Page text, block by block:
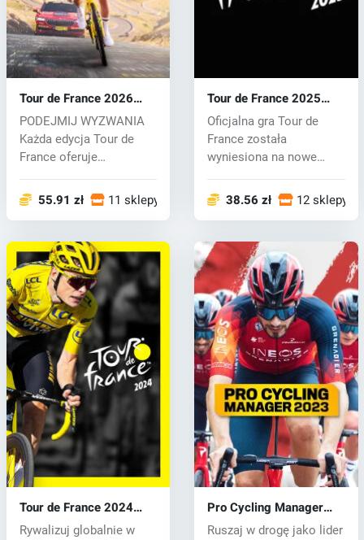
Tour de France 2026
(PC) key
PODEJMIJ WYZWANIA
Każda edycja Tour de
France oferuje
doświadczen...
55.91 zł 11 sklepy
Tour de France 2025
(PC) key
Oficjalna gra Tour de
France została
wyniesiona na nowe
38.56 zł 12 sklepy
Tour de France 2024
(PC) key
Rywalizuj globalnie w
Pro Cycling Manager
2023 (PC) key
Ruszaj w drogę jako lider